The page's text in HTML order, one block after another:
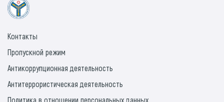
Контакты
Пропускной режим
Антикоррупционная деятельность
Антитеррористическая деятельность
Политика в отношении персональных данных